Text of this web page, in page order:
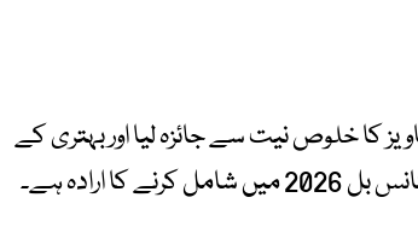
کا خلوص نیت سے جائزہ لیا اور بہتری کے
ہے۔